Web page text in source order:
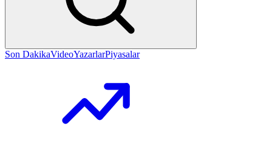
Son DakikaVideoYazarlarPiyasalar